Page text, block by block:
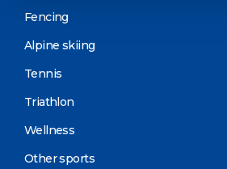
Fencing
Alpine skiing
Tennis
Triathlon
Wellness
Other sports